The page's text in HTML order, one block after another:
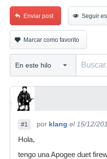
Enviar post Seguir
Marcar como favorito
#1 por klang el 15/12/
Hola,
tengo una Apogee duet